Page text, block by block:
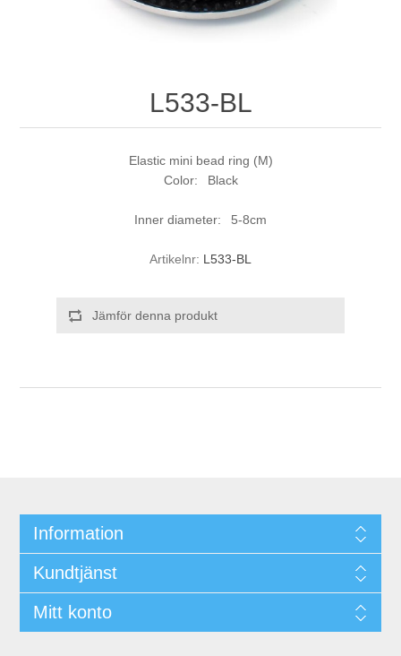
L533-BL
Elastic mini bead ring (M)
Color: Black
Inner diameter: 5-8cm
Artikelnr: L533-BL
Jämför denna produkt
Information
Kundtjänst
Mitt konto